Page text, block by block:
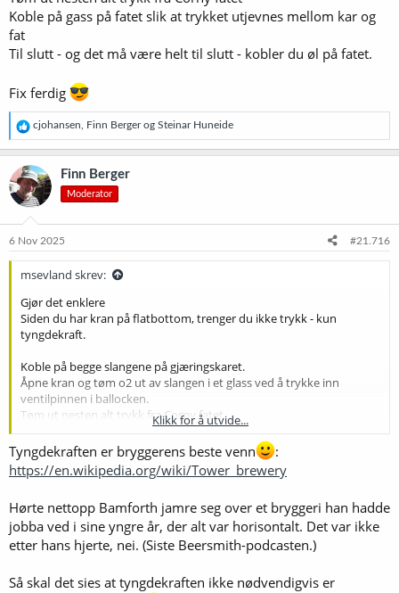
ved å dra litt i trykkventilen på fatet. Høres dette greit ut?
Så til neste spørsmål: Purger dere slangene før dere setter igang? Vil
det være til hjelp med en stengeventil
16-duotight-hurtigkobling
alt og bare skru på denne når jeg er klar? Virker egentlig overflødig?
Koble på gass på fatet slik at trykket utjevnes mellom kar og
fat
Til slutt - og det må være helt til slutt - kobler du øl på fatet.
Fix ferdig
R
e
a
k
s
j
o
e
cjohansen Finn Bergerog Steinar Huneide
Finn Berger
Moderator
6 Nov 2025 #21.716
msevland skrev:
Gjør det enklere
Siden du har kran på flatbottom, trenger du ikke trykk - kun
tyngdekraft.
Koble på begge slangene på gjæringskaret.
Åpne kran og tøm o2 ut av slangen i et glass ved å trykke inn
ventilpinnen i ballocken.
Tøm ut nesten alt trykk fra Corny fatet
Koble på gass på fatet slik at trykket utjevnes mellom kar og fat
Til slutt - og det må være helt til slutt - kobler du øl på fatet.
Fix ferdig
Klikk for å utvide...
Tyngdekraften er bryggerens beste venn
:
https://en.wikipedia.org/wiki/Tower_brewery
Hørte nettopp Bamforth jamre seg over et bryggeri han hadde
jobba ved i sine yngre år, der alt var horisontalt. Det var ikke
etter hans hjerte, nei. (Siste Beersmith-podcasten.)
Så skal det sies at tyngdekraften ikke nødvendigvis er